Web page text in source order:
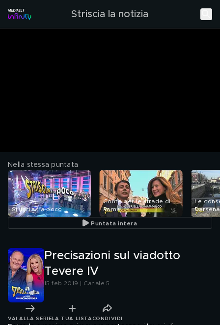
Striscia la notizia
Nella stessa puntata
Striscia tra poco
Conte per le strade di
Roma
Le
Puntata intera
Precisazioni sul viadotto
Tevere IV
15 feb 2019 | Canale 5
VAI ALLA SERIE LA TUA LISTA CONDIVIDI